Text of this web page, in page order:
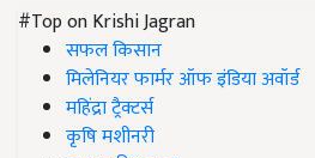
#Top on Krishi Jagran
सफल किसान
मिलेनियर फार्मर ऑफ इंडिया अवॉर्ड
महिंद्रा ट्रैक्टर्स
कृषि मशीनरी